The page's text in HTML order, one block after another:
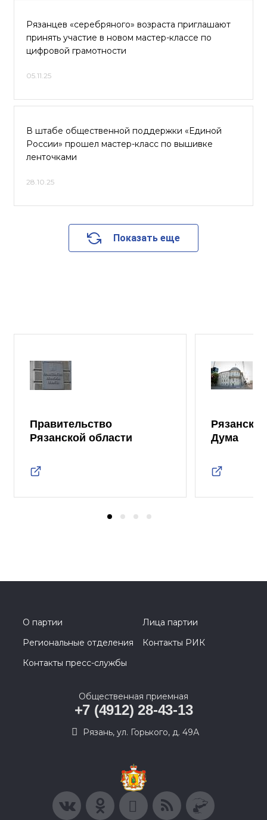
Рязанцев «серебряного» возраста приглашают
принять участие в новом мастер-классе по
цифровой грамотности
05.11.25
В штабе общественной поддержки «Единой
России» прошел мастер-класс по вышивке
ленточками
28.10.25
Показать еще
Правительство
Рязанской области
Дума
О партии
Лица партии
Региональные отделения
Контакты РИК
Контакты пресс-службы
Общественная приемная
+7 (4912) 28-43-13
Рязань, ул. Горького, д. 49А